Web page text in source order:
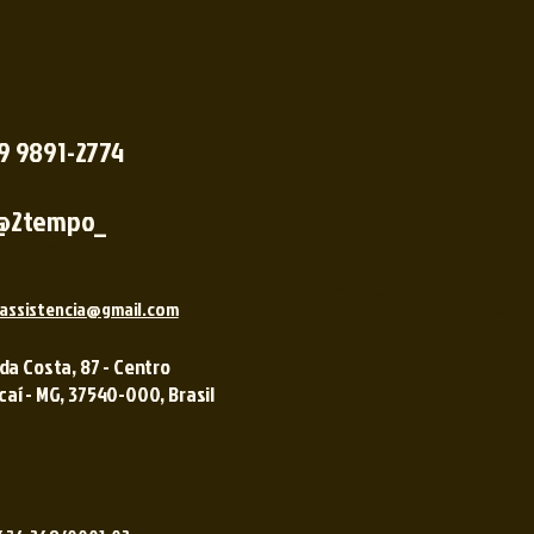
9891-2774
Costa, 87 - Centro
- MG, 37540-000, Brasil